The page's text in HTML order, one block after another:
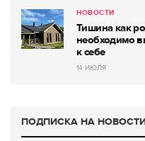
НОВОСТИ
Тишина как
необходимо
к себе
14 ИЮЛЯ
ПОДПИСКА НА